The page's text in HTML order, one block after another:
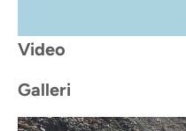
Video
Galleri